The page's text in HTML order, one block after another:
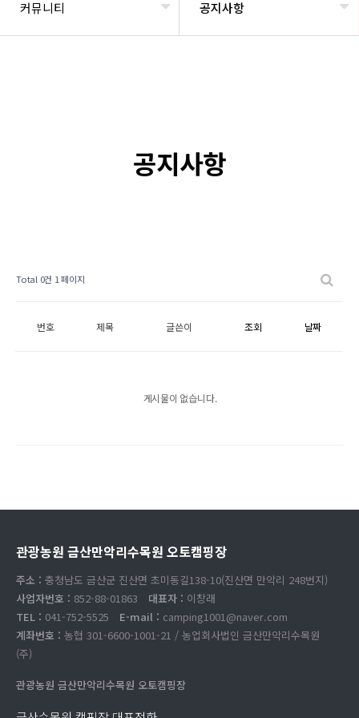
커뮤니티 공지사항
공지사항
Total 0건 1 페이지
번호 제목 글쓴이 조회 날짜
게시물이 없습니다.
관광농원 금산만악리수목원 오토캠핑장
주소 : 충청남도 금산군 진산면 초미동길138-10(진산면 만악리 248번지)
사업자번호 : 852-88-01863 대표자 : 이창래
TEL : 041-752-5525 E-mail : camping1001@naver.com
계좌번호 : 농협 301-6600-1001-21 / 농업회사법인 금산만악리수목원
(주)
관광농원 금산만악리수목원 오토캠핑장